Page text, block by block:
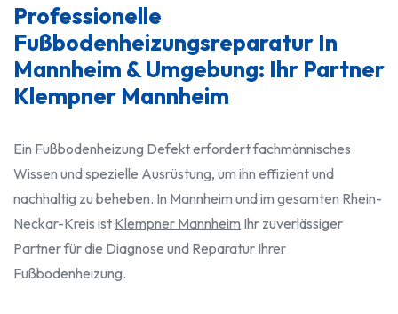
Professionelle
Fußbodenheizungsreparatur In
Mannheim & Umgebung: Ihr Partner
Klempner Mannheim
Ein Fußbodenheizung Defekt erfordert fachmännisches
Wissen und spezielle Ausrüstung, um ihn effizient und
nachhaltig zu beheben. In Mannheim und im gesamten Rhein-
Neckar-Kreis ist Klempner Mannheim Ihr zuverlässiger
Partner für die Diagnose und Reparatur Ihrer
Fußbodenheizung.